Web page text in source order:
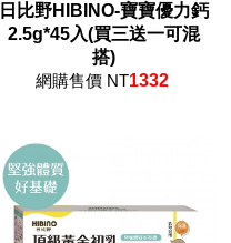
日比野HIBINO-寶寶優力鈣
2.5g*45入(買三送一可混
搭)
網購售價 NT1332